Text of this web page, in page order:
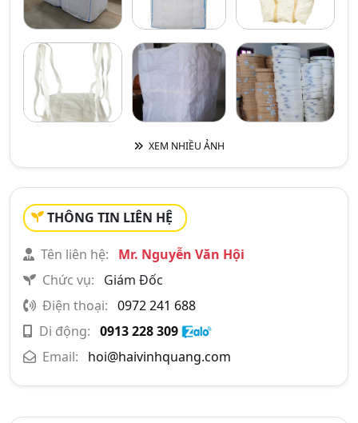
XEM NHIỀU ẢNH
THÔNG TIN LIÊN HỆ
Tên liên hệ:
Mr. Nguyễn Văn Hội
Chức vụ:
Giám Đốc
Điện thoại: 0972 241 688
Di động: 0913 228 309
Email:
hoi@haivinhquang.com